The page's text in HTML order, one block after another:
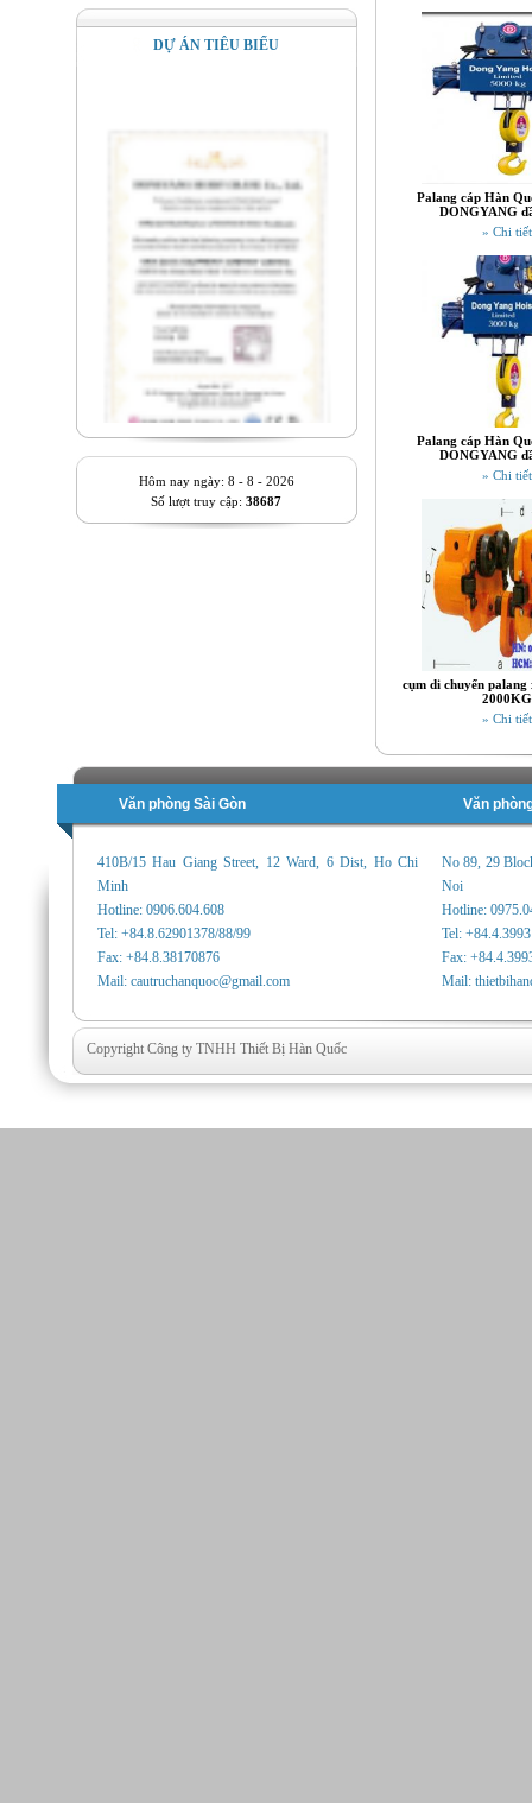
DỰ ÁN TIÊU BIỂU
Hôm nay ngày: 8 - 8 - 2026
Số lượt truy cập:38687
Palang cáp Hàn
DONGYANG
» Chi tiết
Palang cáp Hàn
DONGYANG
» Chi tiết
cụm di chuyển
2000KG
» Chi tiết
Văn phòng Sài Gòn Văn
410B/15 Hau Giang Street, 12 Ward, 6 Dist, Ho Chi
Minh
Hotline: 0906.604.608
Tel: +84.8.62901378/88/99
Fax: +84.8.38170876
Mail: cautruchanquoc@gmail.com
No 89, 29
Noi
Hotline:
Tel:
Fax:
Mail:
Copyright Công ty TNHH Thiết Bị Hàn Quốc